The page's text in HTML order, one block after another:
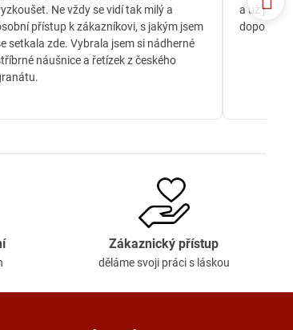
Ne vždy se vidí tak milý a
přístup k zákazníkovi, s jakým jsem
setkala zde. Vybrala jsem si nádherné
náušnice a řetízek z českého
a už je
Zákaznický přístup
děláme svoji práci s láskou